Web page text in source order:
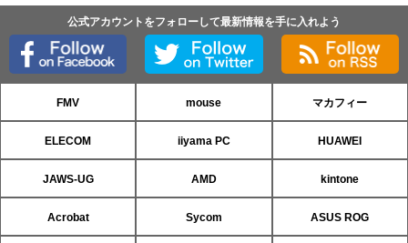
公式アカウントをフォローして最新情報を手に入れよう
FMV mouse マカフィー
ELECOM iiyama PC HUAWEI
JAWS-UG AMD kintone
Acrobat Sycom ASUS ROG